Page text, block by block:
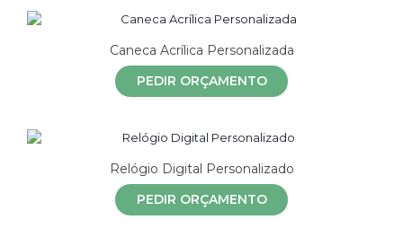
Caneca Acrílica Personalizada
PEDIR ORÇAMENTO
Relógio Digital Personalizado
PEDIR ORÇAMENTO